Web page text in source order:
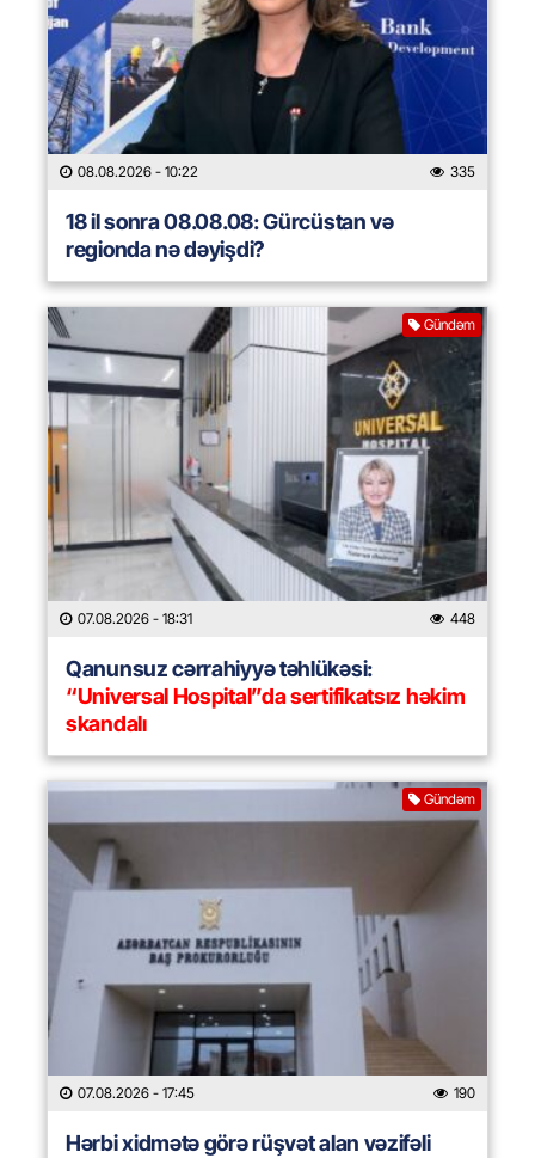
08.08.2026 - 10:22 335
18 il sonra 08.08.08: Gürcüstan və
regionda nə dəyişdi?
Gündəm
07.08.2026 - 18:31 448
Qanunsuz cərrahiyyə təhlükəsi:
“Universal Hospital”da sertifikatsız həkim
skandalı
Gündəm
07.08.2026 - 17:45 190
Hərbi xidmətə görə rüşvət alan vəzifəli